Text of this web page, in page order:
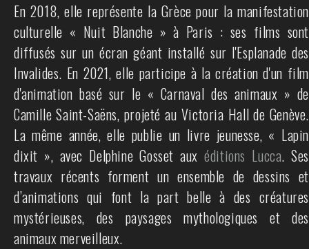
En 2018, elle représente la Grèce pour la manifestation
culturelle « Nuit Blanche » à Paris : ses films sont
diffusés sur un écran géant installé sur l'Esplanade des
Invalides. En 2021, elle participe à la création d'un film
d'animation basé sur le « Carnaval des animaux » de
Camille Saint-Saëns, projeté au Victoria Hall de Genève.
La même année, elle publie un livre jeunesse, « Lapin
dixit », avec Delphine Gosset auxéditions Lucca. Ses
travaux récents forment un ensemble de dessins et
d’animations qui font la part belle à des créatures
mystérieuses, des paysages mythologiques et des
animaux merveilleux.